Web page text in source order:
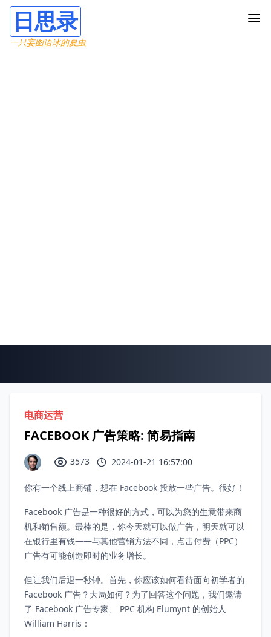
日思录
一只妄图语冰的夏虫
电商运营
FACEBOOK 广告策略: 简易指南
3573 2024-01-21 16:57:00
你有一个线上商铺，想在 Facebook 投放一些广告。很好！
Facebook 广告是一种很好的方式，可以为您的生意带来商
机和销售额。最棒的是，你今天就可以做广告，明天就可以
在银行里有钱——与其他营销方法不同，点击付费（PPC）
广告有可能创造即时的业务增长。
但让我们后退一秒钟。首先，你应该如何看待面向初学者的
Facebook 广告？大局如何？为了回答这个问题，我们邀请
了 Facebook 广告专家、 PPC 机构 Elumynt 的创始人
William Harris：